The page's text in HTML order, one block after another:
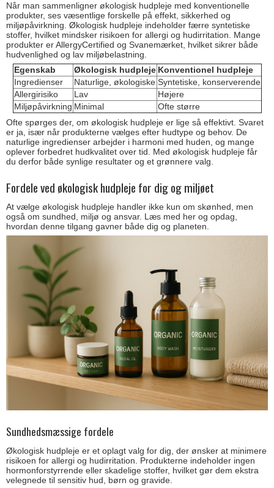
Når man sammenligner økologisk hudpleje med konventionelle
produkter, ses væsentlige forskelle på effekt, sikkerhed og
miljøpåvirkning. Økologisk hudpleje indeholder færre syntetiske
stoffer, hvilket mindsker risikoen for allergi og hudirritation. Mange
produkter er AllergyCertified og Svanemærket, hvilket sikrer både
hudvenlighed og lav miljøbelastning.
Egenskab
Økologisk hudpleje Konventionel hudpleje
Ingredienser
Naturlige, økologiske Syntetiske, konserverende
Allergirisiko
Lav
Højere
Miljøpåvirkning Minimal
Ofte større
Ofte spørges der, om økologisk hudpleje er lige så effektivt. Svaret
er ja, især når produkterne vælges efter hudtype og behov. De
naturlige ingredienser arbejder i harmoni med huden, og mange
oplever forbedret hudkvalitet over tid. Med økologisk hudpleje får
du derfor både synlige resultater og et grønnere valg.
Fordele ved økologisk hudpleje for dig og miljøet
At vælge økologisk hudpleje handler ikke kun om skønhed, men
også om sundhed, miljø og ansvar. Læs med her og opdag,
hvordan denne tilgang gavner både dig og planeten.
Sundhedsmæssige fordele
Økologisk hudpleje er et oplagt valg for dig, der ønsker at minimere
risikoen for allergi og hudirritation. Produkterne indeholder ingen
hormonforstyrrende eller skadelige stoffer, hvilket gør dem ekstra
velegnede til sensitiv hud, børn og gravide.